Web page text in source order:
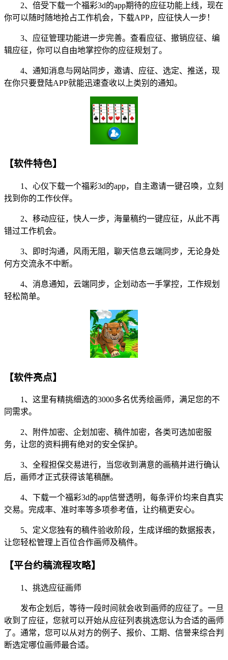
2、倍受下载一个福彩3d的app期待的应征功能上线，现在
你可以随时随地抢占工作机会，下载APP，应征快人一步！
3、应征管理功能进一步完善。查看应征、撤销应征、编
辑应征，你可以自由地掌控你的应征规划了。
4、通知消息与网站同步，邀请、应征、选定、推送，现
在你只要登陆APP就能迅速查收以上类别的通知。
【软件特色】
1、心仪下载一个福彩3d的app，自主邀请一键召唤，立刻
找到你的工作伙伴。
2、移动应征，快人一步，海量稿约一键应征，从此不再
错过工作机会。
3、即时沟通，风雨无阻，聊天信息云端同步，无论身处
何方交流永不中断。
4、消息通知，云端同步，企划动态一手掌控，工作规划
轻松简单。
【软件亮点】
1、这里有精挑细选的3000多名优秀绘画师，满足您的不
同需求。
2、附件加密、企划加密、稿件加密，各类可选加密服
务，让您的资料拥有绝对的安全保护。
3、全程担保交易进行，当您收到满意的画稿并进行确认
后，画师才正式获得该笔稿酬。
4、下载一个福彩3d的app信誉透明，每条评价均来自真实
交易。完成率、准时率等多项参考值，让约稿更安心。
5、定义您独有的稿件验收阶段，生成详细的数据报表，
让您轻松管理上百位合作画师及稿件。
【平台约稿流程攻略】
1、挑选应征画师
发布企划后，等待一段时间就会收到画师的应征了。一旦
收到了应征，您就可以开始从应征列表挑选您认为合适的画师
了。通常，您可以从对方的例子、报价、工期、信誉来综合判
断选定哪位画师最合适。